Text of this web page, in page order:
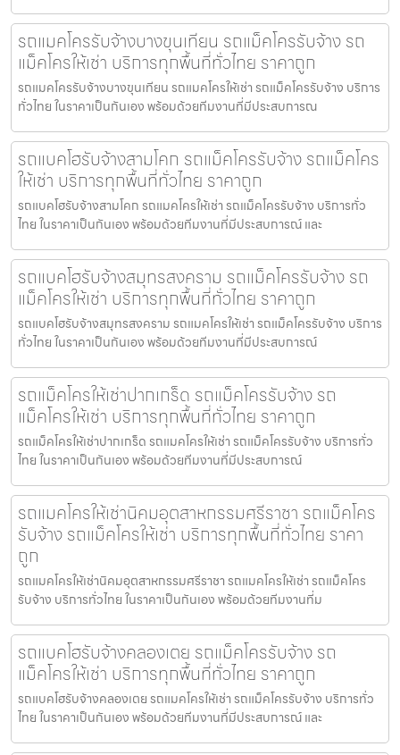
รถแมคโครรับจ้างบางขุนเทียน รถแม็คโครรับจ้าง รถ
แม็คโครให้เช่า บริการทุกพื้นที่ทั่วไทย ราคาถูก
รถแมคโครรับจ้างบางขุนเทียน รถแมคโครให้เช่า รถแม็คโครรับจ้าง บริการ
ทั่วไทย ในราคาเป็นกันเอง พร้อมด้วยทีมงานที่มีประสบการณ
รถแบคโฮรับจ้างสามโคก รถแม็คโครรับจ้าง รถแม็คโคร
ให้เช่า บริการทุกพื้นที่ทั่วไทย ราคาถูก
รถแบคโฮรับจ้างสามโคก รถแมคโครให้เช่า รถแม็คโครรับจ้าง บริการทั่ว
ไทย ในราคาเป็นกันเอง พร้อมด้วยทีมงานที่มีประสบการณ์ และ
รถแบคโฮรับจ้างสมุทรสงคราม รถแม็คโครรับจ้าง รถ
แม็คโครให้เช่า บริการทุกพื้นที่ทั่วไทย ราคาถูก
รถแบคโฮรับจ้างสมุทรสงคราม รถแมคโครให้เช่า รถแม็คโครรับจ้าง บริการ
ทั่วไทย ในราคาเป็นกันเอง พร้อมด้วยทีมงานที่มีประสบการณ์
รถแม็คโครให้เช่าปากเกร็ด รถแม็คโครรับจ้าง รถ
แม็คโครให้เช่า บริการทุกพื้นที่ทั่วไทย ราคาถูก
รถแม็คโครให้เช่าปากเกร็ด รถแมคโครให้เช่า รถแม็คโครรับจ้าง บริการทั่ว
ไทย ในราคาเป็นกันเอง พร้อมด้วยทีมงานที่มีประสบการณ์
รถแมคโครให้เช่านิคมอุตสาหกรรมศรีราชา รถแม็คโคร
รับจ้าง รถแม็คโครให้เช่า บริการทุกพื้นที่ทั่วไทย ราคา
ถูก
รถแมคโครให้เช่านิคมอุตสาหกรรมศรีราชา รถแมคโครให้เช่า รถแม็คโคร
รับจ้าง บริการทั่วไทย ในราคาเป็นกันเอง พร้อมด้วยทีมงานที่ม
รถแบคโฮรับจ้างคลองเตย รถแม็คโครรับจ้าง รถ
แม็คโครให้เช่า บริการทุกพื้นที่ทั่วไทย ราคาถูก
รถแบคโฮรับจ้างคลองเตย รถแมคโครให้เช่า รถแม็คโครรับจ้าง บริการทั่ว
ไทย ในราคาเป็นกันเอง พร้อมด้วยทีมงานที่มีประสบการณ์ และ